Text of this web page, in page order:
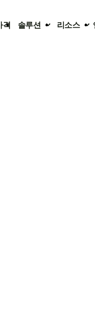
격 솔루션 리소스